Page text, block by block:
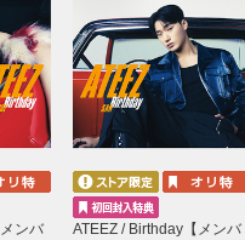
」発売記念オフラインイベン
内
市内
程50名、合計150名
市内
会員限定】 メンバー別握手会（※
120名
ンバ
ATEEZ / Birthday【メンバ